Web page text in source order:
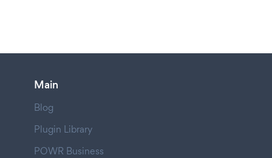
Main
Blog
Plugin Library
POWR Business